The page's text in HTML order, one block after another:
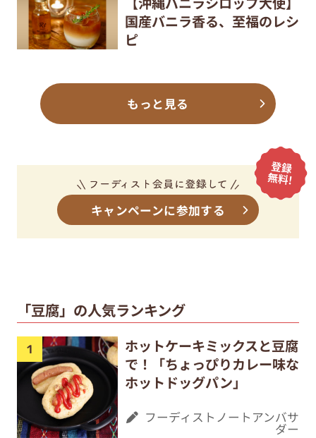
国産バニラ香る、至福のレシ
ピ
もっと見る
キャンペーンに参加する
「豆腐」の人気ランキング
ホットケーキミックスと豆腐
で！「ちょっぴりカレー味な
ホットドッグパン」
フーディストノートアンバサ
ダー